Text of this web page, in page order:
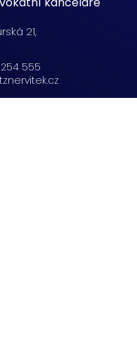
21,
555